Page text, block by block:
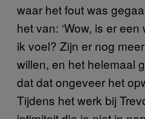
waar het fout was
het van: ‘Wow, is er
ik voel? Zijn er nog
willen, en het helemaal
dat dat ongeveer het
Tijdens het werk bij